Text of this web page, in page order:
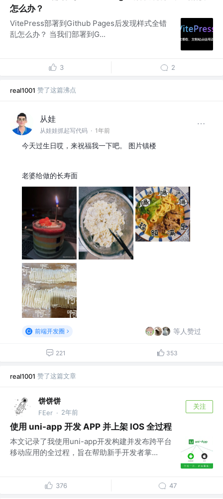
怎么办？
VitePress部署到Github Pages后发现样式全错
乱怎么办？ 当我们部署到G...
3 2
real1001 赞了这篇沸点
从娃
从娃娃抓起写代码 · 1年前
今天过生日哎，来祝福我一下吧。 图片镇楼
老婆给做的长寿面
前端开发圈 等人赞过
221 353
real1001 赞了这篇文章
饼饼饼
FEer · 2年前
关注
使用 uni-app 开发 APP 并上架 IOS 全过程
本文记录了我使用uni-app开发构建并发布跨平台
移动应用的全过程，旨在帮助新手开发者掌...
376 47